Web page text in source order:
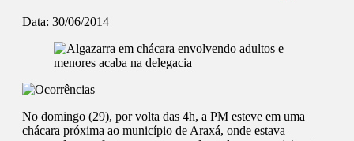
Data: 30/06/2014
No domingo (29), por volta das 4h, a PM esteve em uma
chácara próxima ao município de Araxá, onde estava